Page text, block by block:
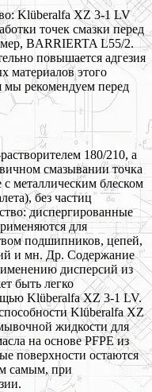
Klüberalfa XZ 3-1 LV
точек смазки перед
BARRIERTA L55/2.
повышается адгезия
материалов этого
мы рекомендуем перед
180/210, а
смазывании точка
металлическим блеском
без частиц
диспергированные
для
подшипников, цепей,
и мн. Др. Содержание
дисперсий из
быть легко
Klüberalfa XZ 3-1 LV.
Klüberalfa XZ
жидкости для
на основе PFPE из
поверхности остаются
самым, при